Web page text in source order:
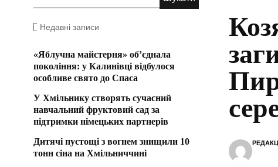
Недавні записи
«Яблучна майстерня» об’єднала
покоління: у Калинівці відбулося
особливе свято до Спаса
У Хмільнику створять сучасний
навчальний фруктовий сад за
підтримки німецьких партнерів
Дитячі пустощі з вогнем знищили 10
тонн сіна на Хмільниччині